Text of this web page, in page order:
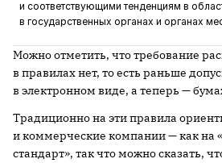
и соответствующими тенденциям в
в государственных органах и органах
Можно отметить, что требование
в правилах нет, то есть раньше
в электронном виде, а теперь —
Традиционно на эти правила
и коммерческие компании — как на
стандарт», так что можно сказать,